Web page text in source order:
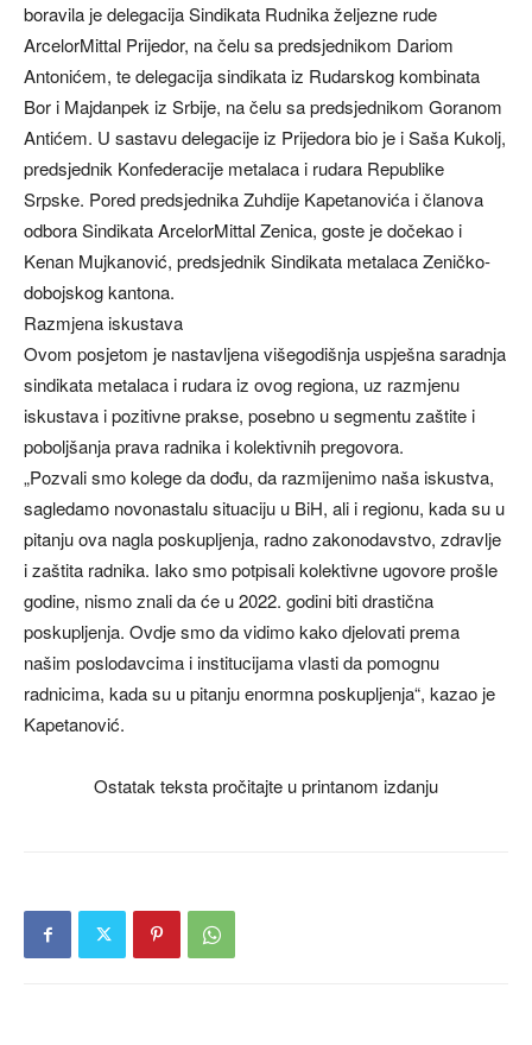
boravila je delegacija Sindikata Rudnika željezne rude
ArcelorMittal Prijedor, na čelu sa predsjednikom Dariom
Antonićem, te delegacija sindikata iz Rudarskog kombinata
Bor i Majdanpek iz Srbije, na čelu sa predsjednikom Goranom
Antićem. U sastavu delegacije iz Prijedora bio je i Saša Kukolj,
predsjednik Konfederacije metalaca i rudara Republike
Srpske. Pored predsjednika Zuhdije Kapetanovića i članova
odbora Sindikata ArcelorMittal Zenica, goste je dočekao i
Kenan Mujkanović, predsjednik Sindikata metalaca Zeničko-
dobojskog kantona.
Razmjena iskustava
Ovom posjetom je nastavljena višegodišnja uspješna saradnja
sindikata metalaca i rudara iz ovog regiona, uz razmjenu
iskustava i pozitivne prakse, posebno u segmentu zaštite i
poboljšanja prava radnika i kolektivnih pregovora.
„Pozvali smo kolege da dođu, da razmijenimo naša iskustva,
sagledamo novonastalu situaciju u BiH, ali i regionu, kada su u
pitanju ova nagla poskupljenja, radno zakonodavstvo, zdravlje
i zaštita radnika. Iako smo potpisali kolektivne ugovore prošle
godine, nismo znali da će u 2022. godini biti drastična
poskupljenja. Ovdje smo da vidimo kako djelovati prema
našim poslodavcima i institucijama vlasti da pomognu
radnicima, kada su u pitanju enormna poskupljenja“, kazao je
Kapetanović.
Ostatak teksta pročitajte u printanom izdanju